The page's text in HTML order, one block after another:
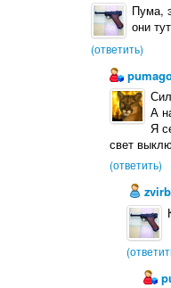
Пума,
они
(ответить)
А
Я
свет
(ответить)